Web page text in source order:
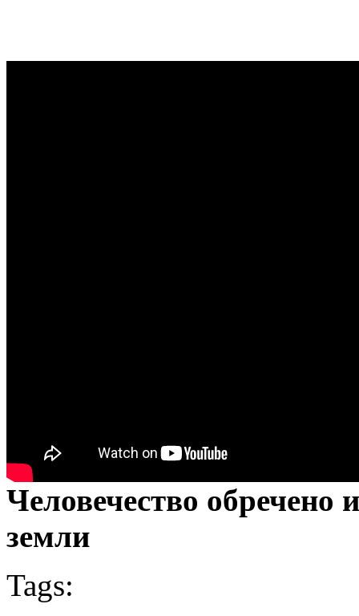
Человечество обречено
земли
Tags: